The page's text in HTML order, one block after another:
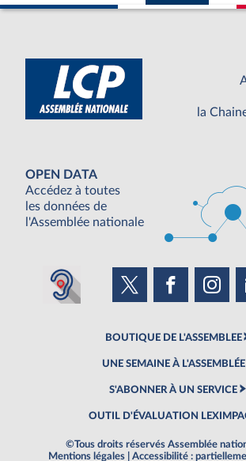
la
OPEN DATA
Accédez à toutes
les données de
l'Assemblée nationale
BOUTIQUE DE L'ASSEMBLEE
UNE SEMAINE À L'ASSEMBLÉE
S'ABONNER À UN SERVICE
OUTIL D'ÉVALUATION
©Tous droits réservés Assemblée
Mentions légales
Accessibilité :